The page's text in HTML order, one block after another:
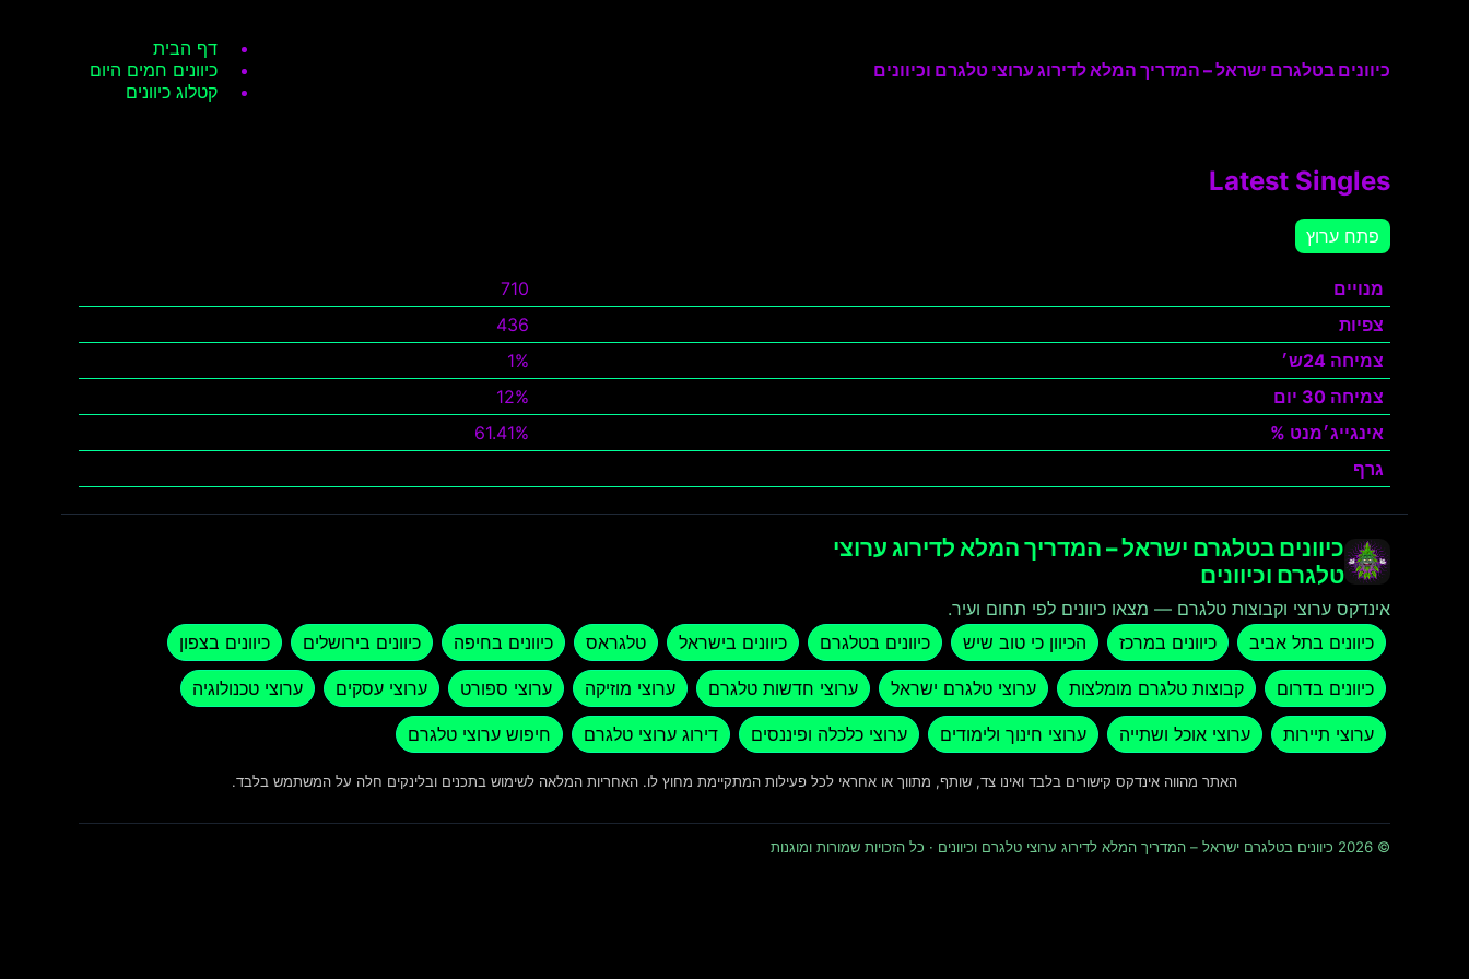
כיוונים בטלגרם ישראל – המדריך המלא לדירוג ערוצי טלגרם וכיוונים
דף הבית
כיוונים חמים היום
קטלוג כיוונים
Latest Singles
פתח ערוץ
מנויים
710
צפיות
436
צמיחה 24ש׳
1%
צמיחה 30 יום
12%
אינגייג׳מנט %
61.41%
גרף
כיוונים בטלגרם ישראל – המדריך המלא לדירוג ערוצי
טלגרם וכיוונים
אינדקס ערוצי וקבוצות טלגרם — מצאו כיוונים לפי תחום ועיר.
כיוונים בתל אביב
כיוונים במרכז הכיוון כי טוב שיש כיוונים בטלגרם כיוונים בישראל טלגראס כיוונים בחיפה כיוונים בירושלים כיוונים בצפון
כיוונים בדרום קבוצות טלגרם מומלצות ערוצי טלגרם ישראל ערוצי חדשות טלגרם ערוצי מוזיקה ערוצי ספורט ערוצי עסקים ערוצי טכנולוגיה
ערוצי תיירות ערוצי אוכל ושתייה ערוצי חינוך ולימודים ערוצי כלכלה ופיננסים דירוג ערוצי טלגרם חיפוש ערוצי טלגרם
האתר מהווה אינדקס קישורים בלבד ואינו צד, שותף, מתווך או אחראי לכל פעילות המתקיימת מחוץ לו. האחריות המלאה לשימוש בתכנים ובלינקים חלה על המשתמש בלבד.
© 2026 כיוונים בטלגרם ישראל – המדריך המלא לדירוג ערוצי טלגרם וכיוונים · כל הזכויות שמורות ומוגנות